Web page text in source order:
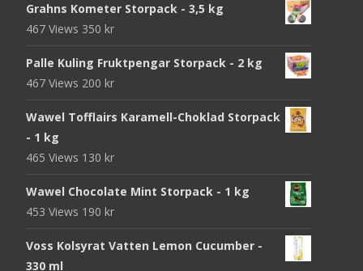
Grahns Kometer Storpack - 3,5 kg
467 Views 350 kr
Palle Kuling Fruktpengar Storpack - 2 kg
467 Views 200 kr
Wawel Tofflairs Karamell-Choklad Storpack
- 1 kg
465 Views 130 kr
Wawel Chocolate Mint Storpack - 1 kg
453 Views 190 kr
Voss Kolsyrat Vatten Lemon Cucumber -
330 ml